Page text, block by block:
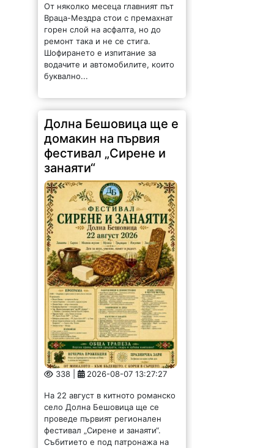
От няколко месеца главният път
Враца-Мездра стои с премахнат
горен слой на асфалта, но до
ремонт така и не се стига.
Шофирането е изпитание за
водачите и автомобилите, които
буквално...
Долна Бешовица ще е
домакин на първия
фестивал „Сирене и
занаяти“
338 | 2026-08-07 13:27:27
На 22 август в китното романско
село Долна Бешовица ще се
проведе първият регионален
фестивал „Сирене и занаяти“.
Събитието е под патронажа на